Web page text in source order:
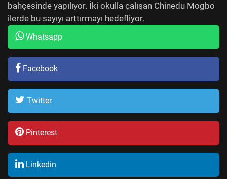
bahçesinde yapılıyor. İki okulla çalışan Chinedu Mogbo
ilerde bu sayıyı arttırmayı hedefliyor.
Whatsapp
Facebook
Twitter
Pinterest
Linkedin